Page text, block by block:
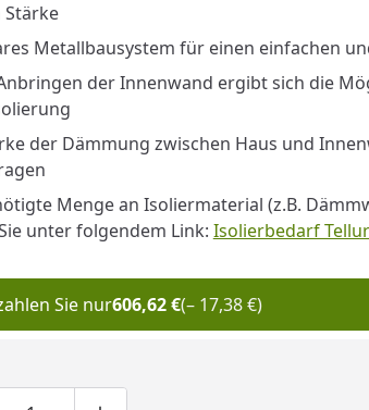
hinzufügen
Stärke
Metallbausystem für einen einfachen
der Innenwand ergibt sich die
der Dämmung zwischen Haus und
Menge an Isoliermaterial (z.B.
unter folgendem Link: Isolierbedarf
Sie nur606,62 €(– 17,38 €)